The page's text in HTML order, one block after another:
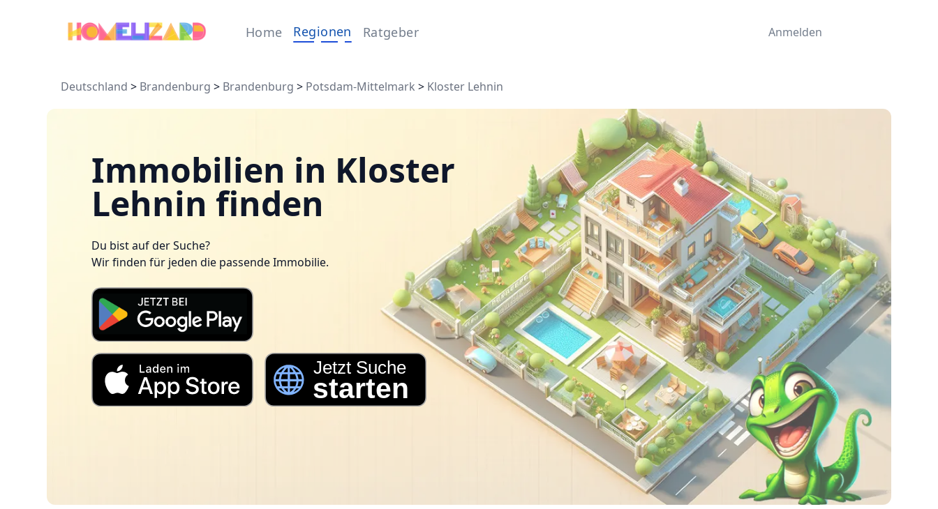
Home Regionen Ratgeber Anmelden
Deutschland > Brandenburg > Brandenburg > Potsdam-Mittelmark > Kloster Lehnin
Immobilien in Kloster
Lehnin finden
Du bist auf der Suche?
Wir finden für jeden die passende Immobilie.